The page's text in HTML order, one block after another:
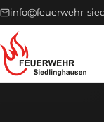
info@feuerwehr-